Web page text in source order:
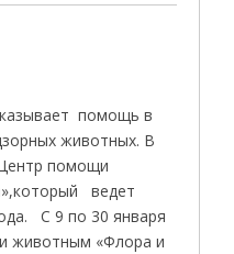
помощь в
животных. В
помощи
ведет
С 9 по 30 января
животным «Флора и